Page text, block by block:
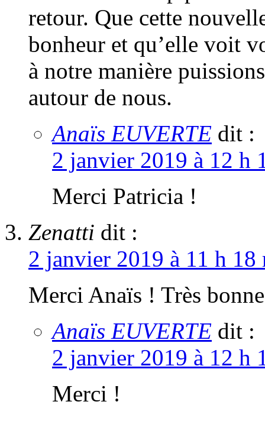
retour. Que cette
bonheur et qu’elle voit
à notre manière
autour de nous.
Anaïs EUVERTE dit :
2 janvier 2019 à 12 h
Merci Patricia !
Zenatti dit :
2 janvier 2019 à 11 h 18
Merci Anaïs ! Très
Anaïs EUVERTE dit :
2 janvier 2019 à 12 h
Merci !